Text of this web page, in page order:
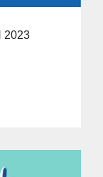
2023